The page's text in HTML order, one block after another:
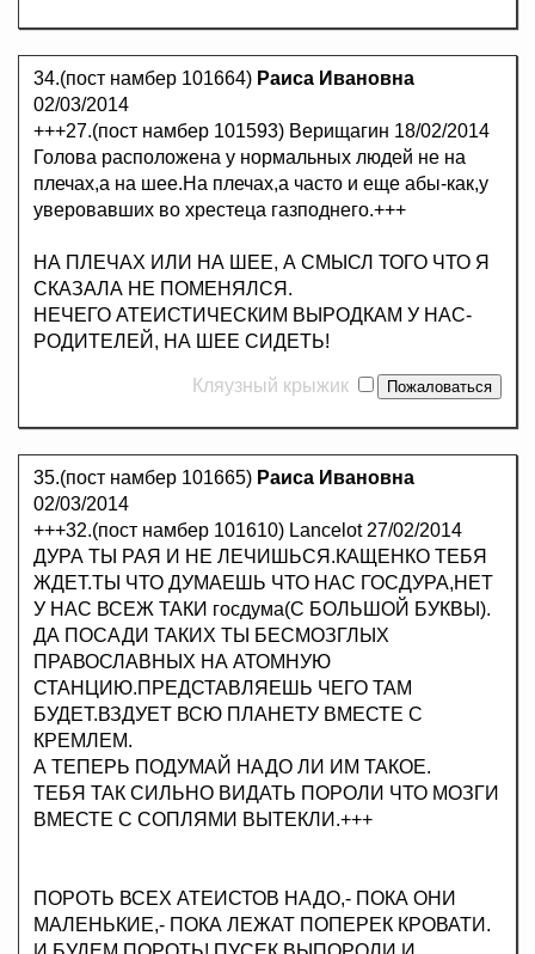
34.(пост намбер 101664) Раиса Ивановна
02/03/2014
+++27.(пост намбер 101593) Верищагин 18/02/2014
Голова расположена у нормальных людей не на
плечах,а на шее.На плечах,а часто и еще абы-как,у
уверовавших во хрестеца газподнего.+++
НА ПЛЕЧАХ ИЛИ НА ШЕЕ, А СМЫСЛ ТОГО ЧТО Я
СКАЗАЛА НЕ ПОМЕНЯЛСЯ.
НЕЧЕГО АТЕИСТИЧЕСКИМ ВЫРОДКАМ У НАС-
РОДИТЕЛЕЙ, НА ШЕЕ СИДЕТЬ!
Кляузный крыжик
35.(пост намбер 101665) Раиса Ивановна
02/03/2014
+++32.(пост намбер 101610) Lancelot 27/02/2014
ДУРА ТЫ РАЯ И НЕ ЛЕЧИШЬСЯ.КАЩЕНКО ТЕБЯ
ЖДЕТ.ТЫ ЧТО ДУМАЕШЬ ЧТО НАС ГОСДУРА,НЕТ
У НАС ВСЕЖ ТАКИ госдума(С БОЛЬШОЙ БУКВЫ).
ДА ПОСАДИ ТАКИХ ТЫ БЕСМОЗГЛЫХ
ПРАВОСЛАВНЫХ НА АТОМНУЮ
СТАНЦИЮ.ПРЕДСТАВЛЯЕШЬ ЧЕГО ТАМ
БУДЕТ.ВЗДУЕТ ВСЮ ПЛАНЕТУ ВМЕСТЕ С
КРЕМЛЕМ.
А ТЕПЕРЬ ПОДУМАЙ НАДО ЛИ ИМ ТАКОЕ.
ТЕБЯ ТАК СИЛЬНО ВИДАТЬ ПОРОЛИ ЧТО МОЗГИ
ВМЕСТЕ С СОПЛЯМИ ВЫТЕКЛИ.+++
ПОРОТЬ ВСЕХ АТЕИСТОВ НАДО,- ПОКА ОНИ
МАЛЕНЬКИЕ,- ПОКА ЛЕЖАТ ПОПЕРЕК КРОВАТИ.